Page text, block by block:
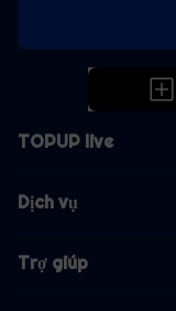
TOPUP live
Dịch vụ
Trợ giúp